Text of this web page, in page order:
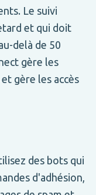
Le suivi
et qui doit
delà de 50
gère les
gère les accès
des bots qui
d'adhésion,